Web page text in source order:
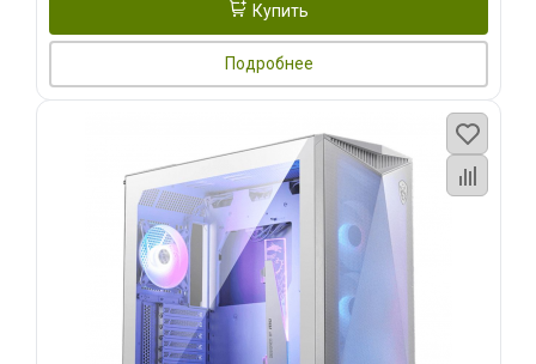
Купить
Подробнее